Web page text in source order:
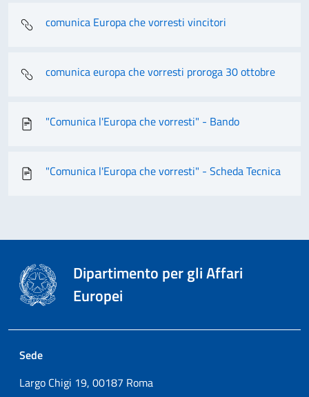
comunica Europa che vorresti vincitori
comunica europa che vorresti proroga 30 ottobre
"Comunica l'Europa che vorresti" - Bando
"Comunica l'Europa che vorresti" - Scheda Tecnica
Dipartimento per gli Affari
Europei
Sede
Largo Chigi 19, 00187 Roma